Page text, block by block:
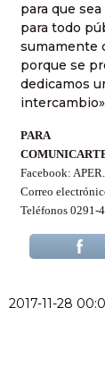
para que
para todo
sumamente
porque se
dedicamos
PARA
Facebook:
Correo
Teléfonos 0291-
2017-11-28